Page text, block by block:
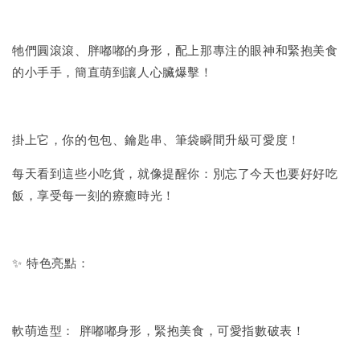
牠們圓滾滾、胖嘟嘟的身形，配上那專注的眼神和緊抱美食
的小手手，簡直萌到讓人心臟爆擊！
掛上它，你的包包、鑰匙串、筆袋瞬間升級可愛度！
每天看到這些小吃貨，就像提醒你：別忘了今天也要好好吃
飯，享受每一刻的療癒時光！
✨ 特色亮點：
軟萌造型： 胖嘟嘟身形，緊抱美食，可愛指數破表！